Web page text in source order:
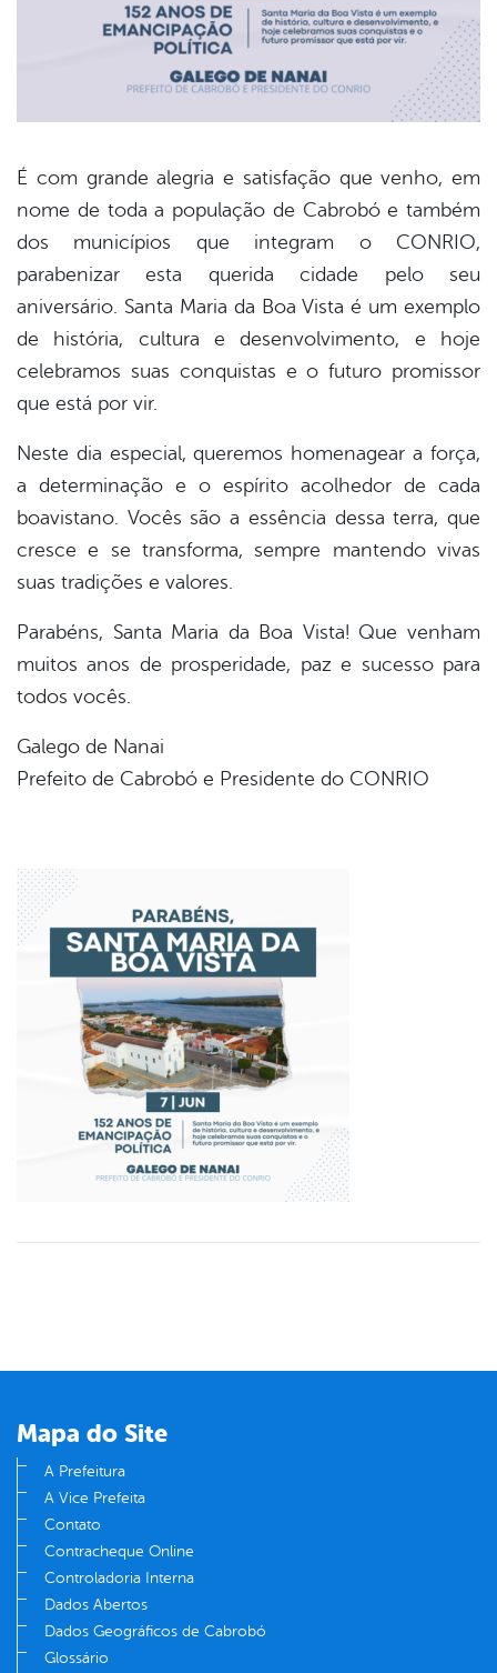
É com grande alegria e satisfação que venho, em
nome de toda a população de Cabrobó e também
dos municípios que integram o CONRIO,
parabenizar esta querida cidade pelo seu
aniversário. Santa Maria da Boa Vista é um exemplo
de história, cultura e desenvolvimento, e hoje
celebramos suas conquistas e o futuro promissor
que está por vir.
Neste dia especial, queremos homenagear a força,
a determinação e o espírito acolhedor de cada
boavistano. Vocês são a essência dessa terra, que
cresce e se transforma, sempre mantendo vivas
suas tradições e valores.
Parabéns, Santa Maria da Boa Vista! Que venham
muitos anos de prosperidade, paz e sucesso para
todos vocês.
Galego de Nanai
Prefeito de Cabrobó e Presidente do CONRIO
Mapa do Site
A Prefeitura
A Vice Prefeita
Contato
Contracheque Online
Controladoria Interna
Dados Abertos
Dados Geográficos de Cabrobó
Glossário